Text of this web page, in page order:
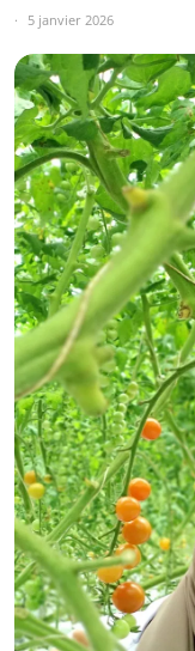
5 janvier 2026